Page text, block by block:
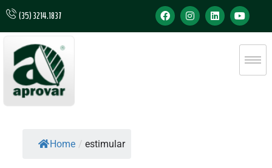
(35) 3214.1837
Home / estimular